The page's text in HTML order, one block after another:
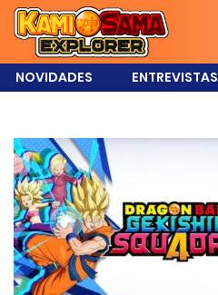
NOVIDADES ENTREVISTAS